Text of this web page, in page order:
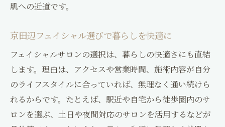
京田辺フェイシャルで無理なく美肌づくり
自分らしい美肌習慣を京田辺で始めよう
京田辺フェイシャルで始める美肌習慣
毎日が楽しくなる京田辺フェイシャル活用
法
自分らしい美肌ケアを京田辺フェイシャル
で実現
肌への近道です。
京田辺フェイシャル選びで暮らしを快適に
フェイシャルサロンの選択は、暮らしの快適さにも直結
します。理由は、アクセスや営業時間、施術内容が自分
のライフスタイルに合っていれば、無理なく通い続けら
れるからです。たとえば、駅近や自宅から徒歩圏内のサ
ロンを選ぶ、土日や夜間対応のサロンを活用するなどが